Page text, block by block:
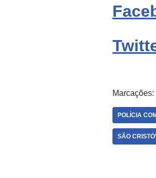
Marcações:
POLÍCIA
SÃO